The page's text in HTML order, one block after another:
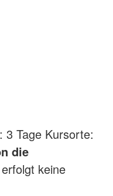
3 Tage Kursorte:
die
keine